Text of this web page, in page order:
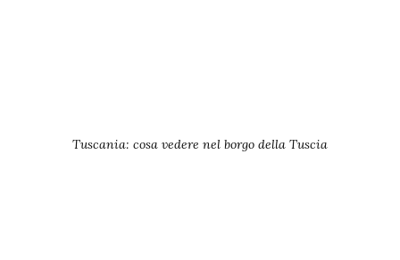
Tuscania: cosa vedere nel borgo della Tuscia